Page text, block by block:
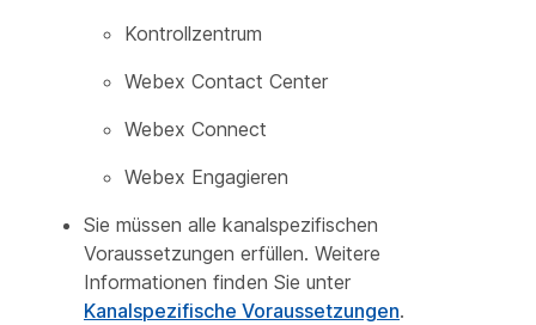
Kontrollzentrum
Webex Contact Center
Webex Connect
Webex Engagieren
Sie müssen alle kanalspezifischen
Voraussetzungen erfüllen. Weitere
Informationen finden Sie unter
Kanalspezifische Voraussetzungen.